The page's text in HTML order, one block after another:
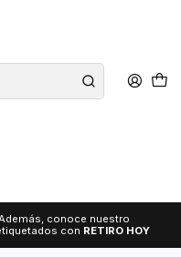
conoce nuestro
con RETIRO HOY